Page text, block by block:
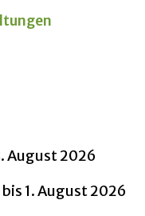
August 2026
1. August 2026